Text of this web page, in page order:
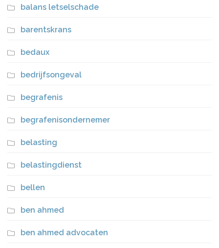
balans letselschade
barentskrans
bedaux
bedrijfsongeval
begrafenis
begrafenisondernemer
belasting
belastingdienst
bellen
ben ahmed
ben ahmed advocaten